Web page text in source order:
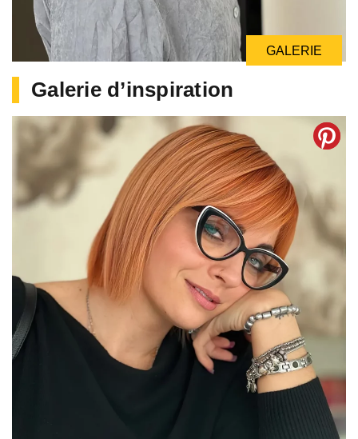
GALERIE
Galerie d’inspiration